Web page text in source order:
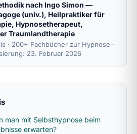
nach Ingo Simon —
(univ.), Heilpraktiker für
Hypnosetherapeut,
Traumlandtherapie
· 200+ Fachbücher zur Hypnose ·
23. Februar 2026
man mit Selbsthypnose beim
erwarten?